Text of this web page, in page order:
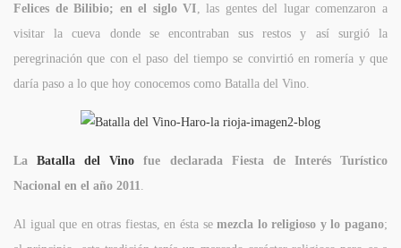
Felices de Bilibio; en el siglo VI , las gentes del lugar comenzaron a
visitar la cueva donde se encontraban sus restos y así surgió la
peregrinación que con el paso del tiempo se convirtió en romería y que
daría paso a lo que hoy conocemos como Batalla del Vino.
LaBatalla del Vino fue declarada Fiesta de Interés Turístico
Nacional en el año 2011.
Al igual que en otras fiestas, en ésta semezcla lo religioso y lo pagano;